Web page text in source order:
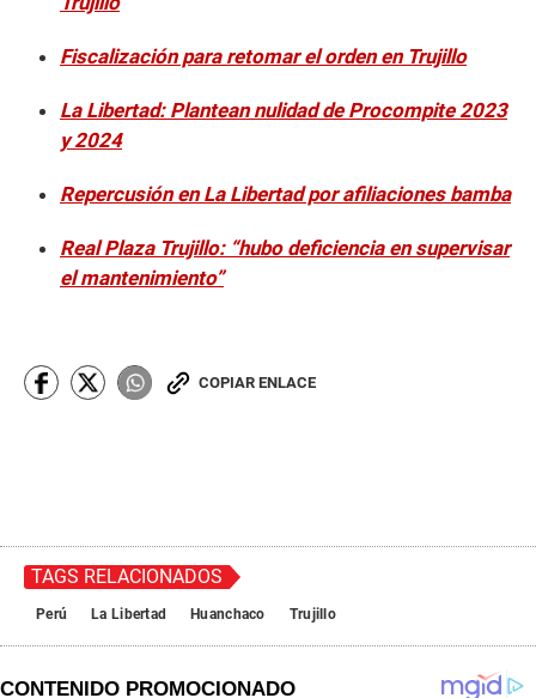
Fiscalización para retomar el orden en Trujillo
La Libertad: Plantean nulidad de Procompite 2023
y 2024
Repercusión en La Libertad por afiliaciones bamba
Real Plaza Trujillo: “hubo deficiencia en supervisar
el mantenimiento”
COPIAR ENLACE
TAGS RELACIONADOS
Perú La Libertad Huanchaco Trujillo